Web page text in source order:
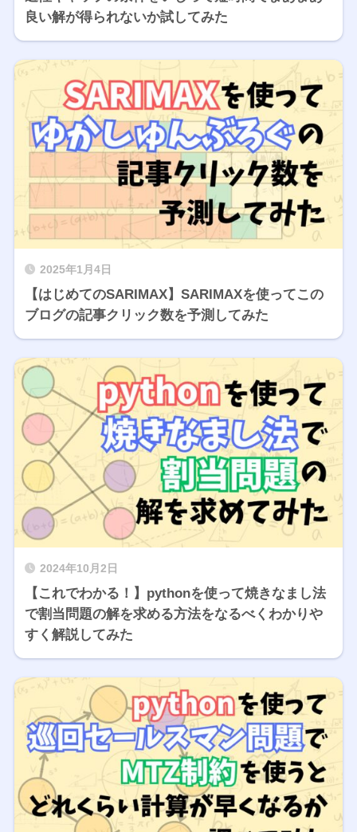
良い解が得られないか試してみた
2025年1月4日
【はじめてのSARIMAX】SARIMAXを使ってこの
ブログの記事クリック数を予測してみた
2024年10月2日
【これでわかる！】pythonを使って焼きなまし法
で割当問題の解を求める方法をなるべくわかりや
すく解説してみた